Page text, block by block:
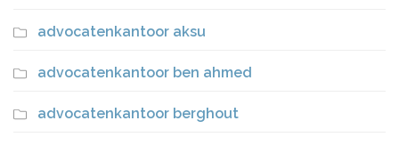
advocatenkantoor aksu
advocatenkantoor ben ahmed
advocatenkantoor berghout